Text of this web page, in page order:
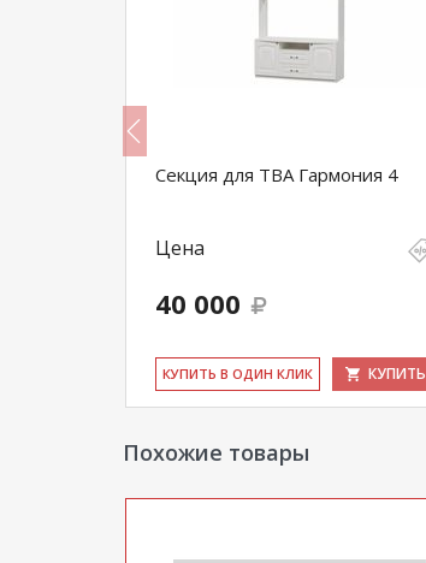
Секция для ТВА Гармония 4
Цена
40 000
КУ­ПИТЬ В ОДИН КЛИК КУПИТЬ
Похожие товары